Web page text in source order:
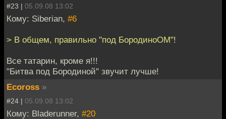
#23 | 05.09.08 13:02
Кому: Siberian, #6
> В общем, правильно "под БородиноОМ"!
Все татарин, кроме я!!!
"Битва под Бородиной" звучит лучше!
Ecoross »
#24 | 05.09.08 13:02
Кому: Bladerunner, #20